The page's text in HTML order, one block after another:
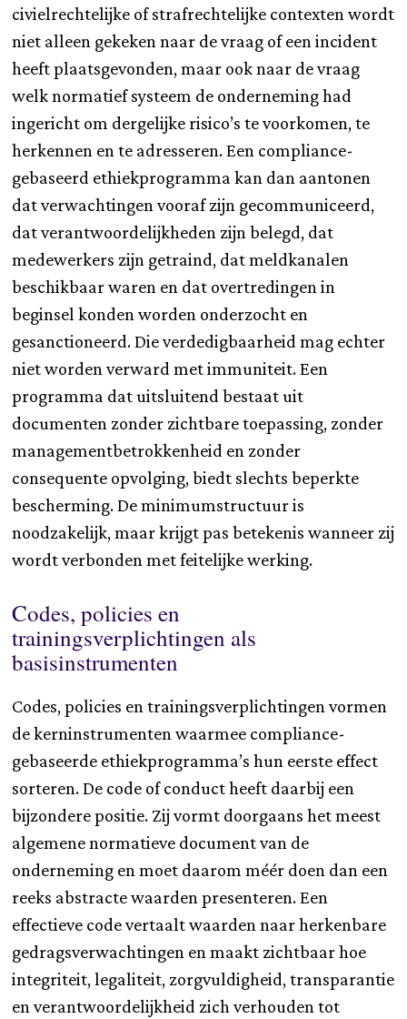
civielrechtelijke of strafrechtelijke contexten wordt
niet alleen gekeken naar de vraag of een incident
heeft plaatsgevonden, maar ook naar de vraag
welk normatief systeem de onderneming had
ingericht om dergelijke risico’s te voorkomen, te
herkennen en te adresseren. Een compliance-
gebaseerd ethiekprogramma kan dan aantonen
dat verwachtingen vooraf zijn gecommuniceerd,
dat verantwoordelijkheden zijn belegd, dat
medewerkers zijn getraind, dat meldkanalen
beschikbaar waren en dat overtredingen in
beginsel konden worden onderzocht en
gesanctioneerd. Die verdedigbaarheid mag echter
niet worden verward met immuniteit. Een
programma dat uitsluitend bestaat uit
documenten zonder zichtbare toepassing, zonder
managementbetrokkenheid en zonder
consequente opvolging, biedt slechts beperkte
bescherming. De minimumstructuur is
noodzakelijk, maar krijgt pas betekenis wanneer zij
wordt verbonden met feitelijke werking.
Codes, policies en
trainingsverplichtingen als
basisinstrumenten
Codes, policies en trainingsverplichtingen vormen
de kerninstrumenten waarmee compliance-
gebaseerde ethiekprogramma’s hun eerste effect
sorteren. De code of conduct heeft daarbij een
bijzondere positie. Zij vormt doorgaans het meest
algemene normatieve document van de
onderneming en moet daarom méér doen dan een
reeks abstracte waarden presenteren. Een
effectieve code vertaalt waarden naar herkenbare
gedragsverwachtingen en maakt zichtbaar hoe
integriteit, legaliteit, zorgvuldigheid, transparantie
en verantwoordelijkheid zich verhouden tot